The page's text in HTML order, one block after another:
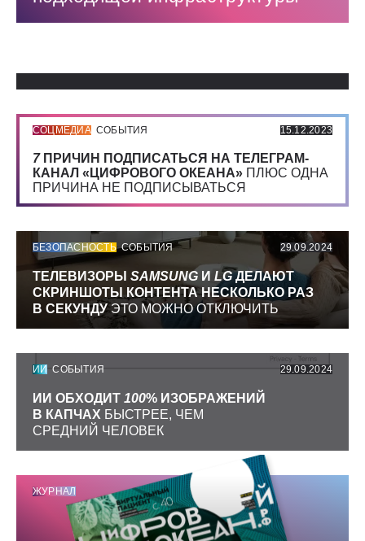
СОЦМЕДИА СОБЫТИЯ 15.12.2023
7 ПРИЧИН ПОДПИСАТЬСЯ НА ТЕЛЕГРАМ-
КАНАЛ «ЦИФРОВОГО ОКЕАНА» ПЛЮС ОДНА
ПРИЧИНА НЕ ПОДПИСЫВАТЬСЯ
БЕЗОПАСНОСТЬ СОБЫТИЯ 29.09.2024
ТЕЛЕВИЗОРЫ SAMSUNG И LGДЕЛАЮТ
СКРИНШОТЫ КОНТЕНТА НЕСКОЛЬКО РАЗ
В СЕКУНДУЭТО МОЖНО ОТКЛЮЧИТЬ
ИИ СОБЫТИЯ 29.09.2024
ИИ ОБХОДИТ 100% ИЗОБРАЖЕНИЙ
В КАПЧАХ БЫСТРЕЕ, ЧЕМ
СРЕДНИЙ ЧЕЛОВЕК
ЖУРНАЛ